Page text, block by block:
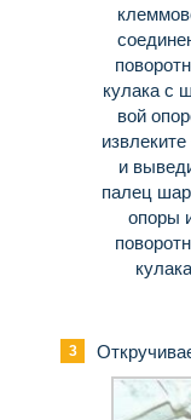
кулака с
вой
и
палец
опоры